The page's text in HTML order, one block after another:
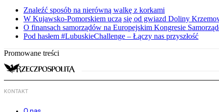
Znaleźć sposób na nierówną walkę z korkami
W Kujawsko-Pomorskiem uczą się od gwiazd Doliny
O finansach samorządów na Europejskim Kongresie
Pod hasłem #LubuskieChallenge – Łączy nas przyszłość
Promowane treści
KONTAKT